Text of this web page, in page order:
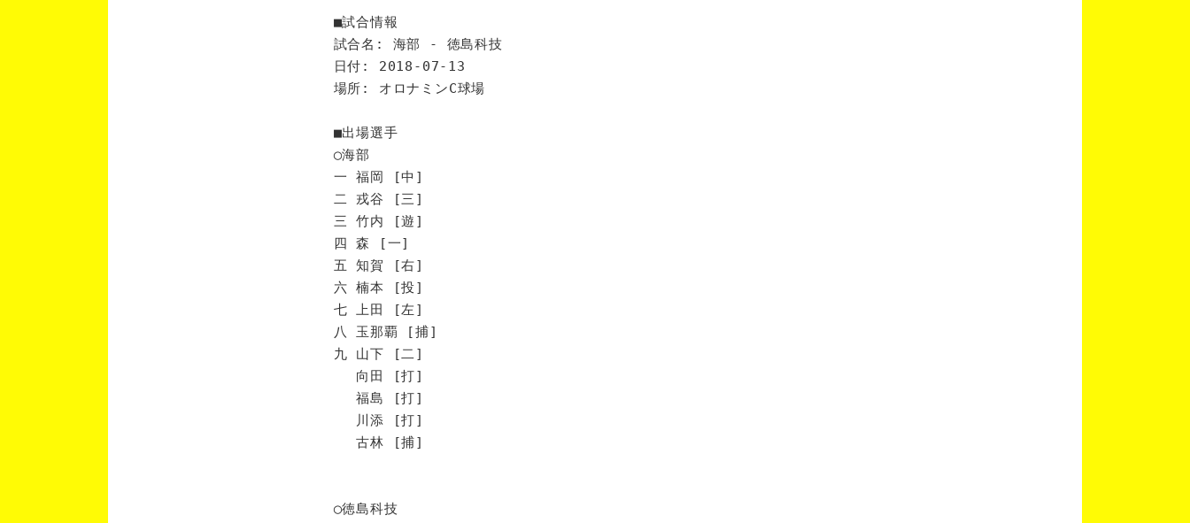
■試合情報
試合名: 海部 - 徳島科技
日付: 2018-07-13
場所: オロナミンC球場
■出場選手
◯海部
一 福岡 [中]
二 戎谷 [三]
三 竹内 [遊]
四 森 [一]
五 知賀 [右]
六 楠本 [投]
七 上田 [左]
八 玉那覇 [捕]
九 山下 [二]
向田 [打]
福島 [打]
川添 [打]
古林 [捕]
◯徳島科技